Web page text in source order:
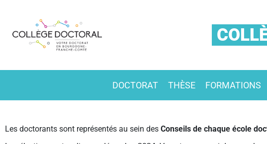
DOCTORAT THÈSE FORMATIONS
Les doctorants sont représentés au sein des Conseils de chaque école